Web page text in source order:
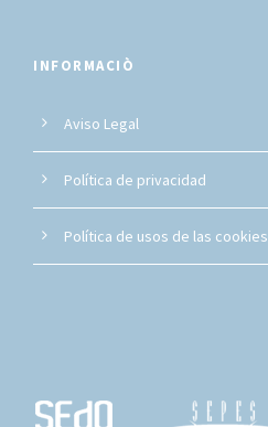
INFORMACIÒ
Aviso Legal
Política de privacidad
Política de usos de las cookies